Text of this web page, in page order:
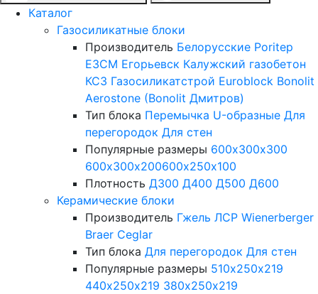
Каталог
Газосиликатные блоки
Производитель Белорусские Poritep
ЕЗСМ Егорьевск Калужский газобетон
КСЗ Газосиликатстрой Euroblock Bonolit
Aerostone (Bonolit Дмитров)
Тип блока Перемычка U-образные Для
перегородок Для стен
Популярные размеры 600х300х300
600х300х200600х250х100
Плотность Д300 Д400 Д500 Д600
Керамические блоки
Производитель Гжель ЛСР Wienerberger
Braer Ceglar
Тип блока Для перегородок Для стен
Популярные размеры 510х250х219
440х250х219 380х250х219